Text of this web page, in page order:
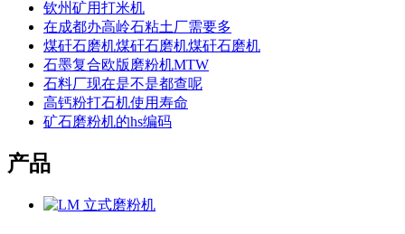
钦州矿用打米机
在成都办高岭石粘土厂需要多
煤矸石磨机煤矸石磨机煤矸石磨机
石墨复合欧版磨粉机MTW
石料厂现在是不是都查呢
高钙粉打石机使用寿命
矿石磨粉机的hs编码
产品